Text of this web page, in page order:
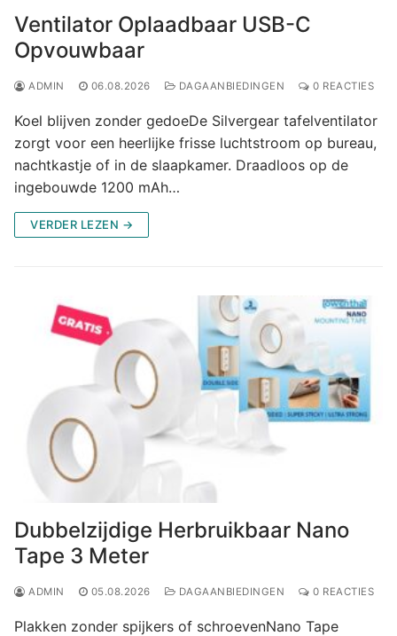
Ventilator Oplaadbaar USB-C
Opvouwbaar
ADMIN 06.08.2026 DAGAANBIEDINGEN 0 REACTIES
Koel blijven zonder gedoeDe Silvergear tafelventilator
zorgt voor een heerlijke frisse luchtstroom op bureau,
nachtkastje of in de slaapkamer. Draadloos op de
ingebouwde 1200 mAh…
VERDER LEZEN →
Dubbelzijdige Herbruikbaar Nano
Tape 3 Meter
ADMIN 05.08.2026 DAGAANBIEDINGEN 0 REACTIES
Plakken zonder spijkers of schroevenNano Tape